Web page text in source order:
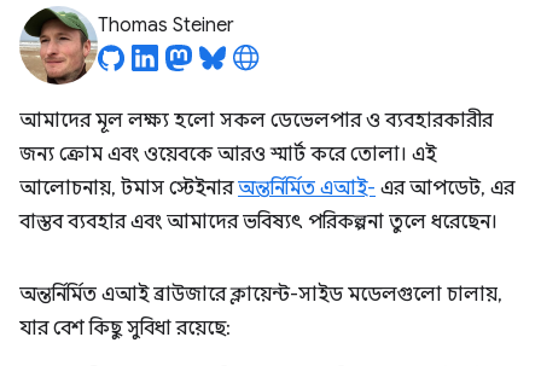
Thomas Steiner
আমাদের মূল লক্ষ্য হলো সকল ডেভেলপার ও ব্যবহারকারীর
জন্য ক্রোম এবং ওয়েবকে আরও স্মার্ট করে তোলা। এই
আলোচনায়, টমাস স্টেইনারঅন্তর্নির্মিত এআই- এর আপডেট, এর
বাস্তব ব্যবহার এবং আমাদের ভবিষ্যৎ পরিকল্পনা তুলে ধরেছেন।
অন্তর্নির্মিত এআই ব্রাউজারে ক্লায়েন্ট-সাইড মডেলগুলো চালায়,
যার বেশ কিছু সুবিধা রয়েছে: